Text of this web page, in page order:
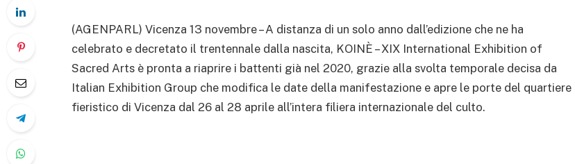
(AGENPARL) Vicenza 13 novembre – A distanza di un solo anno dall’edizione che ne ha
celebrato e decretato il trentennale dalla nascita, KOINÈ – XIX International Exhibition of
Sacred Arts è pronta a riaprire i battenti già nel 2020, grazie alla svolta temporale decisa da
Italian Exhibition Group che modifica le date della manifestazione e apre le porte del quartiere
fieristico di Vicenza dal 26 al 28 aprile all’intera filiera internazionale del culto.